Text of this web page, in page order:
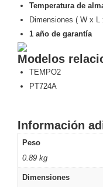
TurretEspeciales
Motorizado
-
Analógicas
- TurboHD
TVI / AHD
Robots e
Industrial
Cámaras
Industriales
Energía
Temperatura de
Dimensiones ( W x L
1 año de garantía
Modelos
TEMPO2
PT724A
Información
Peso
0.89 kg
Dimensiones